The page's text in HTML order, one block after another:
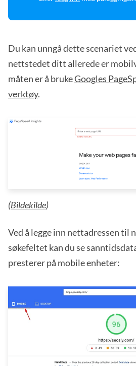
Du kan unngå dette scenariet
nettstedet ditt allerede er
måten er å brukeGoogles
verktøy.
(Bildekilde)
Ved å legge inn nettadressen til
søkefeltet kan du se
presterer på mobile enheter: